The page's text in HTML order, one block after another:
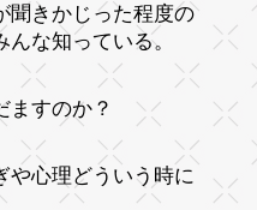
聞きかじった程度の
な知っている。
ますのか？
や心理どういう時に